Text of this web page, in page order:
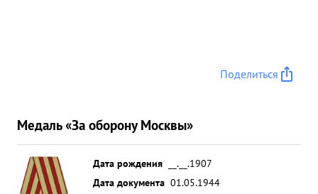
Поделиться
Медаль «За оборону Москвы»
Дата рождения
__.__.1907
Дата документа 01.05.1944